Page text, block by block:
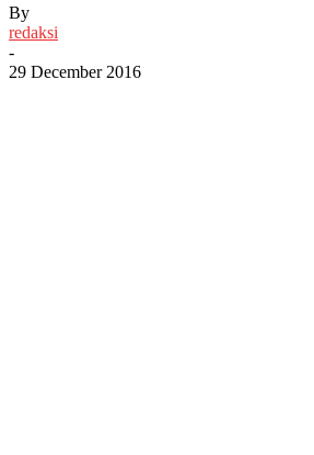
By
redaksi
-
29 December 2016